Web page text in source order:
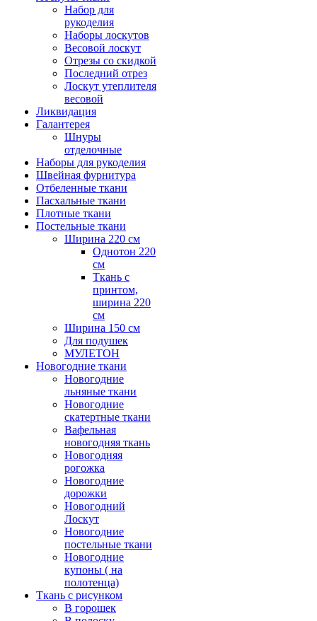
Набор для
рукоделия
Наборы лоскутов
Весовой лоскут
Отрезы со скидкой
Последний отрез
Лоскут утеплителя
весовой
Ликвидация
Галантерея
Шнуры
отделочные
Наборы для рукоделия
Швейная фурнитура
Отбеленные ткани
Пасхальные ткани
Плотные ткани
Постельные ткани
Ширина 220 см
Однотон 220
см
Ткань с
принтом,
ширина 220
см
Ширина 150 см
Для подушек
МУЛЕТОН
Новогодние ткани
Новогодние
льняные ткани
Новогодние
скатертные ткани
Вафельная
новогодняя ткань
Новогодняя
рогожка
Новогодние
дорожки
Новогодний
Лоскут
Новогодние
постельные ткани
Новогодние
купоны ( на
полотенца)
Ткань с рисунком
В горошек